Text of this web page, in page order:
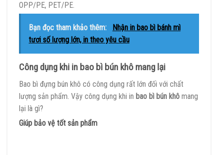
OPP/PE, PET/PE.
Bạn đọc tham khảo thêm:
Nhận in bao bì bánh mì
tươi số lượng lớn, in theo yêu cầu
Công dụng khi in bao bì bún khô mang lại
Bao bì đựng bún khô có công dụng rất lớn đối với chất
lượng sản phẩm. Vậy công dụng khi in bao bì bún khô mang
lại là gì?
Giúp bảo vệ tốt sản phẩm